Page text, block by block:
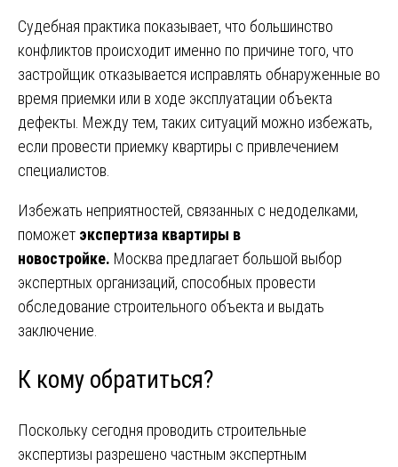
Судебная практика показывает, что большинство
конфликтов происходит именно по причине того, что
застройщик отказывается исправлять обнаруженные во
время приемки или в ходе эксплуатации объекта
дефекты. Между тем, таких ситуаций можно избежать,
если провести приемку квартиры с привлечением
специалистов.
Избежать неприятностей, связанных с недоделками,
поможет экспертиза квартиры в
новостройке. Москва предлагает большой выбор
экспертных организаций, способных провести
обследование строительного объекта и выдать
заключение.
К кому обратиться?
Поскольку сегодня проводить строительные
экспертизы разрешено частным экспертным